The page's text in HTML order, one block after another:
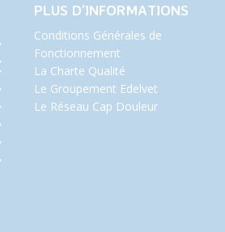
PLUS D’INFORMATIONS
Conditions Générales de
Fonctionnement
La Charte Qualité
Le Groupement Edelvet
Le Réseau Cap Douleur